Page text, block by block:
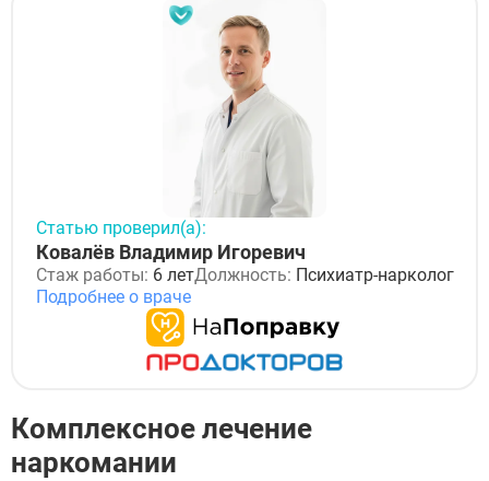
Статью проверил(а):
Ковалёв Владимир Игоревич
Стаж работы: 6 летДолжность: Психиатр-нарколог
Подробнее о враче
Комплексное лечение
наркомании